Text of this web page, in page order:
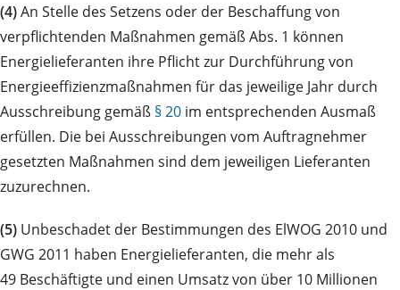
(4)An Stelle des Setzens oder der Beschaffung von
verpflichtenden Maßnahmen gemäß Abs. 1 können
Energielieferanten ihre Pflicht zur Durchführung von
Energieeffizienzmaßnahmen für das jeweilige Jahr durch
Ausschreibung gemäß § 20 im entsprechenden Ausmaß
erfüllen. Die bei Ausschreibungen vom Auftragnehmer
gesetzten Maßnahmen sind dem jeweiligen Lieferanten
zuzurechnen.
(5) Unbeschadet der Bestimmungen des ElWOG 2010 und
GWG 2011 haben Energielieferanten, die mehr als
49 Beschäftigte und einen Umsatz von über 10 Millionen